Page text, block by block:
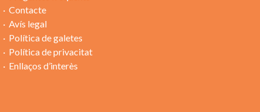
Contacte
Avís legal
Política de galetes
Política de privacitat
Enllaços d’interès